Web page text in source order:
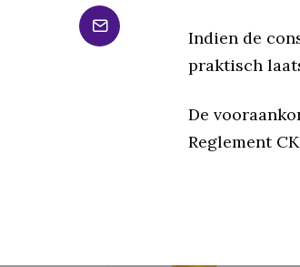
Indien de
praktisch
De
Reglement